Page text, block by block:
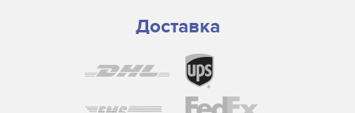
Доставка